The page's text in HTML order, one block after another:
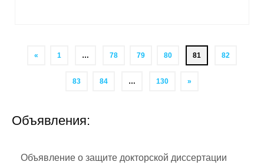
« 1 … 78 79 80 81 82
83 84 … 130 »
Объявления:
Объявление о защите докторской диссертации